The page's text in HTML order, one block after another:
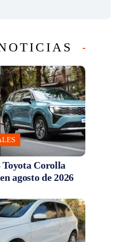
Corolla
agosto de 2026